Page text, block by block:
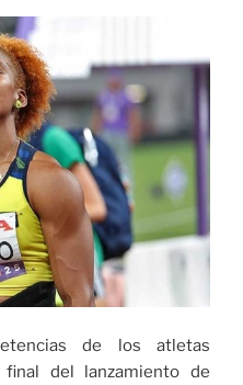
de los atletas
del lanzamiento de